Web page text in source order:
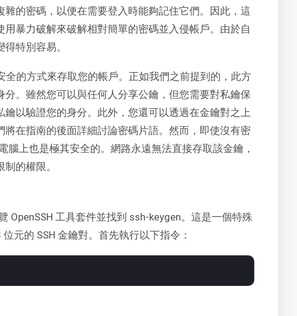
的密碼，以便在需要登入時能夠記住它們。因此，這
暴力破解來破解相對簡單的密碼並入侵帳戶。由於自
特別容易。
全的方式來存取您的帳戶。正如我們之前提到的，此方
。雖然您可以與任何人分享公鑰，但您需要對私鑰保
以驗證您的身分。此外，您還可以透過在金鑰對之上
在指南的後面詳細討論密碼片語。然而，即使沒有密
腦上也是極其安全的。網路永遠無法直接存取該金鑰，
的權限。
OpenSSH 工具套件並找到 ssh-keygen。這是一個特殊
元的 SSH 金鑰對。首先執行以下指令：